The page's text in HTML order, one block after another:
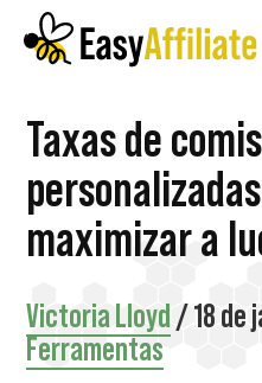
para
principal
para
lateral
principal
para
Menu
adicional
Afiliado
fácil
Inicie
um
programa
em
seu
Taxas de
maximizar a
Victoria Lloyd/18 de
Ferramentas